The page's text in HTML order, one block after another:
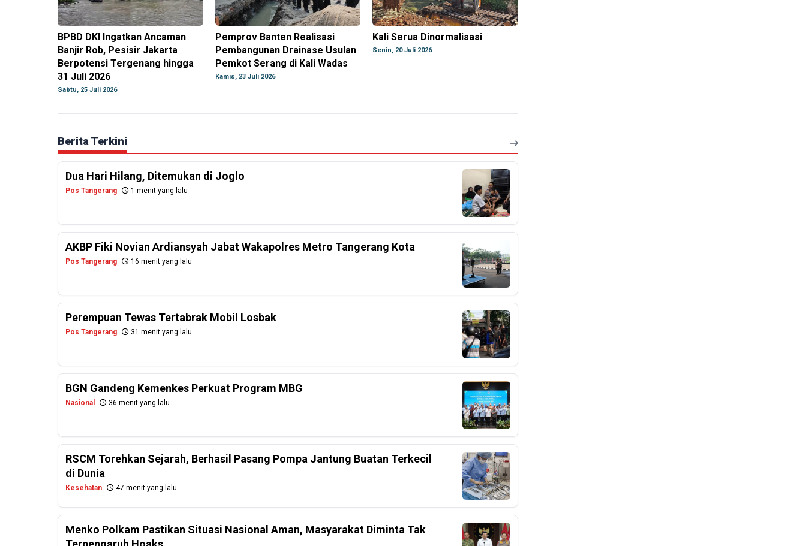
BPBD DKI Ingatkan Ancaman
Banjir Rob, Pesisir Jakarta
Berpotensi Tergenang hingga
31 Juli 2026
Sabtu, 25 Juli 2026
Pemprov Banten Realisasi
Pembangunan Drainase Usulan
Pemkot Serang di Kali Wadas
Kamis, 23 Juli 2026
Kali Serua Dinormalisasi
Senin, 20 Juli 2026
Berita Terkini
Dua Hari Hilang, Ditemukan di Joglo
Pos Tangerang 1 menit yang lalu
AKBP Fiki Novian Ardiansyah Jabat Wakapolres Metro Tangerang Kota
Pos Tangerang 16 menit yang lalu
Perempuan Tewas Tertabrak Mobil Losbak
Pos Tangerang 31 menit yang lalu
BGN Gandeng Kemenkes Perkuat Program MBG
Nasional 36 menit yang lalu
RSCM Torehkan Sejarah, Berhasil Pasang Pompa Jantung Buatan Terkecil
di Dunia
Kesehatan 47 menit yang lalu
Menko Polkam Pastikan Situasi Nasional Aman, Masyarakat Diminta Tak